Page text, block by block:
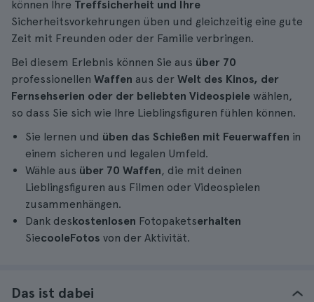
können Ihre Treffsicherheit und Ihre
Sicherheitsvorkehrungen üben und gleichzeitig eine gute
Zeit mit Freunden oder der Familie verbringen.
Bei diesem Erlebnis können Sie aus über 70
professionellen Waffen aus der Welt des Kinos, der
Fernsehserien oder der beliebten Videospiele wählen,
so dass Sie sich wie Ihre Lieblingsfiguren fühlen können.
Sie lernen und üben das Schießen mit Feuerwaffen in
einem sicheren und legalen Umfeld.
Wähle aus über 70 Waffen, die mit deinen
Lieblingsfiguren aus Filmen oder Videospielen
zusammenhängen.
Dank deskostenlosen Fotopaketserhalten
SiecooleFotos von der Aktivität.
Das ist dabei